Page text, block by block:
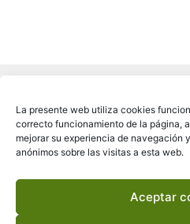
La presente web utiliza cookies
correcto funcionamiento de la página,
mejorar su experiencia de navegación
anónimos sobre las visitas a esta web.
Aceptar
Copyright ©